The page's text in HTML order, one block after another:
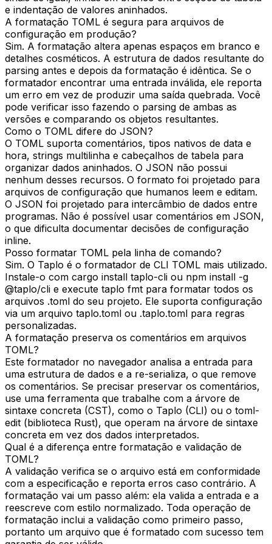
e indentação de valores aninhados.
A formatação TOML é segura para arquivos de
configuração em produção?
Sim. A formatação altera apenas espaços em branco e
detalhes cosméticos. A estrutura de dados resultante do
parsing antes e depois da formatação é idêntica. Se o
formatador encontrar uma entrada inválida, ele reporta
um erro em vez de produzir uma saída quebrada. Você
pode verificar isso fazendo o parsing de ambas as
versões e comparando os objetos resultantes.
Como o TOML difere do JSON?
O TOML suporta comentários, tipos nativos de data e
hora, strings multilinha e cabeçalhos de tabela para
organizar dados aninhados. O JSON não possui
nenhum desses recursos. O formato foi projetado para
arquivos de configuração que humanos leem e editam.
O JSON foi projetado para intercâmbio de dados entre
programas. Não é possível usar comentários em JSON,
o que dificulta documentar decisões de configuração
inline.
Posso formatar TOML pela linha de comando?
Sim. O Taplo é o formatador de CLI TOML mais utilizado.
Instale-o com cargo install taplo-cli ou npm install -g
@taplo/cli e execute taplo fmt para formatar todos os
arquivos .toml do seu projeto. Ele suporta configuração
via um arquivo taplo.toml ou .taplo.toml para regras
personalizadas.
A formatação preserva os comentários em arquivos
TOML?
Este formatador no navegador analisa a entrada para
uma estrutura de dados e a re-serializa, o que remove
os comentários. Se precisar preservar os comentários,
use uma ferramenta que trabalhe com a árvore de
sintaxe concreta (CST), como o Taplo (CLI) ou o toml-
edit (biblioteca Rust), que operam na árvore de sintaxe
concreta em vez dos dados interpretados.
Qual é a diferença entre formatação e validação de
TOML?
A validação verifica se o arquivo está em conformidade
com a especificação e reporta erros caso contrário. A
formatação vai um passo além: ela valida a entrada e a
reescreve com estilo normalizado. Toda operação de
formatação inclui a validação como primeiro passo,
portanto um arquivo que é formatado com sucesso tem